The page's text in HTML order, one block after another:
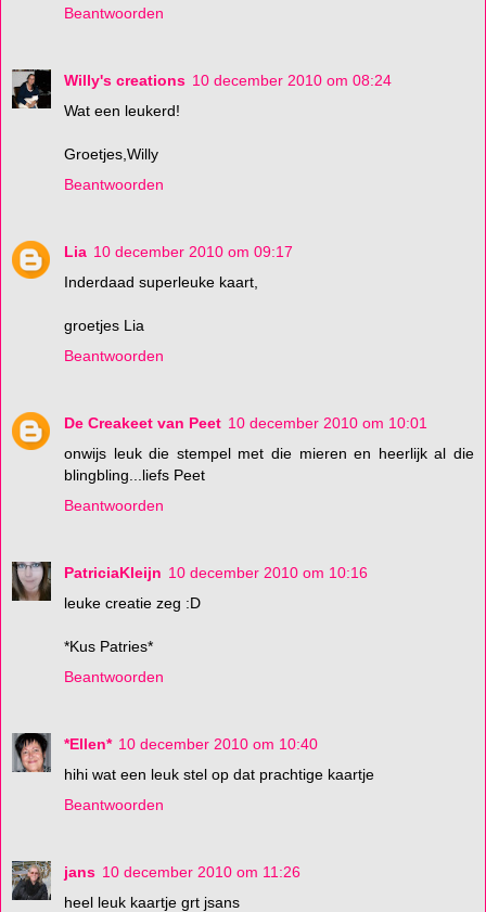
Beantwoorden
Willy's creations 10 december 2010 om 08:24
Wat een leukerd!
Groetjes,Willy
Beantwoorden
Lia 10 december 2010 om 09:17
Inderdaad superleuke kaart,
groetjes Lia
Beantwoorden
De Creakeet van Peet 10 december 2010 om 10:01
onwijs leuk die stempel met die mieren en heerlijk al die
blingbling...liefs Peet
Beantwoorden
PatriciaKleijn 10 december 2010 om 10:16
leuke creatie zeg :D
*Kus Patries*
Beantwoorden
*Ellen* 10 december 2010 om 10:40
hihi wat een leuk stel op dat prachtige kaartje
Beantwoorden
jans 10 december 2010 om 11:26
heel leuk kaartje grt jsans